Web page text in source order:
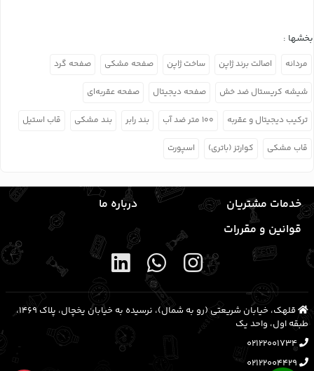
بخشها :
مردانه اصالت برند ژاپن ساخت ژاپن صفحه مشکی صفحه گرد
شیشه کریستال ضد خش صفحه دیجیتال صفحه عقربه‌ای
ترکیب دیجیتال و عقربه ۱۰۰ متر ضد آب بند رابر بند مشکی قاب استیل
قاب مشکی کوارتز (باتری) اسپورت
خدمات مشتریان
درباره ما
قوانین و مقررات
قلهک، خیابان شریعتی (رو به شمال)، نرسیده به خیابان یخچال، پلاک ۱۴۶۹،
طبقه اول، واحد یک
02122001734
02122004429